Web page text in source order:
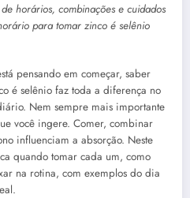
horários, combinações e cuidados
para tomar zinco é selênio
pensando em começar, saber
é selênio faz toda a diferença no
Nem sempre mais importante
você ingere. Comer, combinar
influenciam a absorção. Neste
quando tomar cada um, como
na rotina, com exemplos do dia